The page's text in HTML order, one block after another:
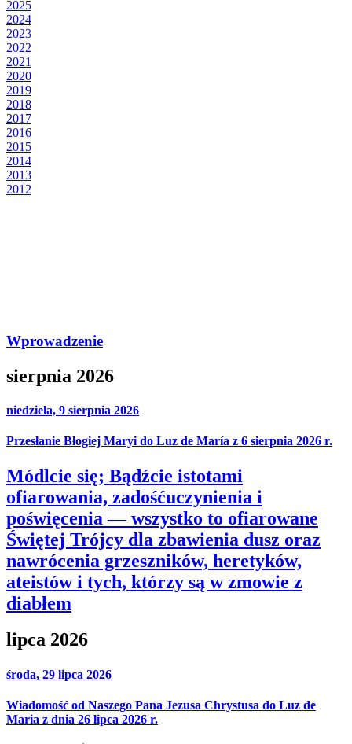
2025
2024
2023
2022
2021
2020
2019
2018
2017
2016
2015
2014
2013
2012
Wprowadzenie
sierpnia 2026
niedziela, 9 sierpnia 2026
Przesłanie Błogiej Maryi do Luz de María z 6 sierpnia 2026 r.
Módlcie się; Bądźcie istotami
ofiarowania, zadośćuczynienia i
poświęcenia — wszystko to ofiarowane
Świętej Trójcy dla zbawienia dusz oraz
nawrócenia grzeszników, heretyków,
ateistów i tych, którzy są w zmowie z
diabłem
lipca 2026
środa, 29 lipca 2026
Wiadomość od Naszego Pana Jezusa Chrystusa do Luz de
Maria z dnia 26 lipca 2026 r.